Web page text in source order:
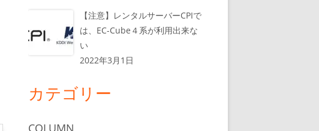
【注意】レンタルサーバーCPIで
は、EC-Cube４系が利用出来な
い
2022年3月1日
カテゴリー